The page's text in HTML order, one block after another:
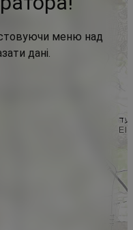
меню над
дані.